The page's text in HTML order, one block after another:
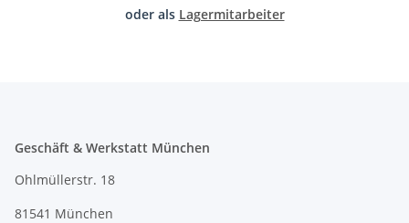
oder als Lagermitarbeiter
Geschäft & Werkstatt München
Ohlmüllerstr. 18
81541 München